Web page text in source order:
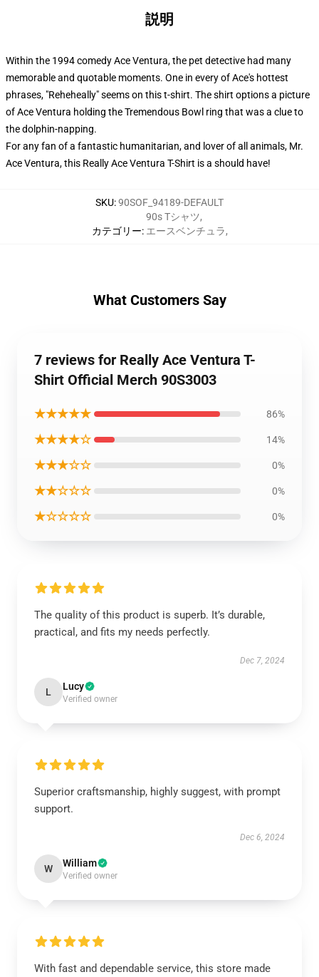
説明
Within the 1994 comedy Ace Ventura, the pet detective had many
memorable and quotable moments. One in every of Ace's hottest
phrases, "Reheheally" seems on this t-shirt. The shirt options a picture
of Ace Ventura holding the Tremendous Bowl ring that was a clue to
the dolphin-napping.
For any fan of a fantastic humanitarian, and lover of all animals, Mr.
Ace Ventura, this Really Ace Ventura T-Shirt is a should have!
SKU:90SOF_94189-DEFAULT
カテゴリー:
90s Tシャツ,
エースベンチュラ,
What Customers Say
7 reviews for Really Ace Ventura T-
Shirt Official Merch 90S3003
★★★★★ 86%
★★★★☆ 14%
★★★☆☆ 0%
★★☆☆☆ 0%
★☆☆☆☆ 0%
The quality of this product is superb. It’s durable,
practical, and fits my needs perfectly.
Dec 7, 2024
L Lucy
Verified owner
Superior craftsmanship, highly suggest, with prompt
support.
Dec 6, 2024
W William
Verified owner
With fast and dependable service, this store made